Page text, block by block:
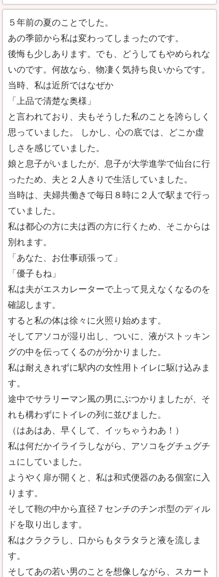
５年前の夏のことでした。
あの季節から私は変わってしまったのです。
後悔も少しあります。でも、どうしてもやめられな
いのです。何故なら、物凄く気持ち良いからです。
当時、私は近所ではなぜか
「上品で清楚な奥様」
と言われており、夫もそうした私のことを誇らしく
思っていました。 しかし、心の底では、どこか虚
しさを感じていました。
娘と息子がいましたが、息子が大学進学で仙台に行
ったため、夫と２人きりで生活していました。
当時は、夫婦共働きで毎日８時に２人で駅まで行っ
ていました。
私は都心の方に夫は西の方に行くため、そこからは
別れます。
「あなた、お仕事頑張って」
「優子もね」
私は夫がエスカレーターで上って見えなくなるのを
確認します。
すると私の体は徐々に火照り始めます。
そしてアソコが湿り出し、ついに、液がストッキン
グの中を伝ってくるのが分かりました。
私は耐えきれずに駅内の女性用トイレに駆け込みま
す。
途中でサラリーマン風の男にぶつかりましたが、そ
れも構わずにトイレの列に並びました。
（はあはあ、早くして、イッちゃうわあ！）
私は何だかイライラしながら、アソコをグチュグチ
ュにしていました。
ようやく扉が開くと、私は和式便器のある個室に入
ります。
そして鞄の中から直径７センチのチンポ型のディル
ドを取り出します。
私はクラクラし、口からもタラタラと液を流しま
す。
そしてあの若い男のことを想像しながら、スカート